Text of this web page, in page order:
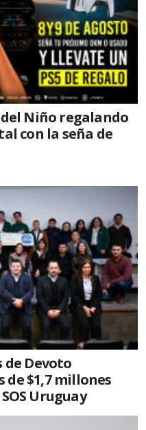
Niño regalando
con la seña de
Devoto
$1,7 millones
Uruguay